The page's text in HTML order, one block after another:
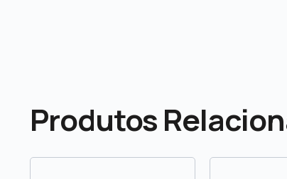
Produtos